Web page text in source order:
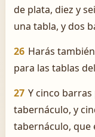
de plata, diez y
una tabla, y dos
26 Harás
para las tablas
27 Y cinco
tabernáculo, y
tabernáculo, que